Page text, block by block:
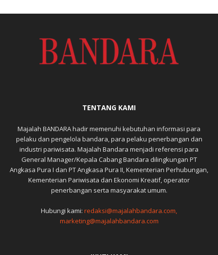
TENTANG KAMI
Majalah BANDARA hadir memenuhi kebutuhan informasi para
pelaku dan pengelola bandara, para pelaku penerbangan dan
industri pariwisata. Majalah Bandara menjadi referensi para
General Manager/Kepala Cabang Bandara dilingkungan PT
Angkasa Pura I dan PT Angkasa Pura II, Kementerian Perhubungan,
Kementerian Pariwisata dan Ekonomi Kreatif, operator
penerbangan serta masyarakat umum.
Hubungi kami: redaksi@majalahbandara.com,
marketing@majalahbandara.com